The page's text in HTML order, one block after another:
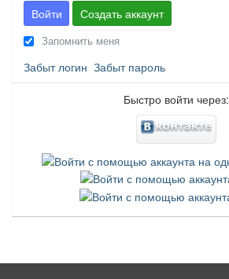
Войти Создать аккаунт
Запомнить меня
Забыт логин Забыт пароль
Быстро войти через: